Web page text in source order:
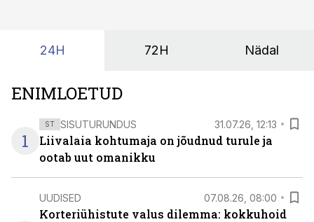
24H 72H Nädal
ENIMLOETUD
1
ST SISUTURUNDUS 31.07.26, 12:13
Liivalaia kohtumaja on jõudnud turule ja
ootab uut omanikku
UUDISED 07.08.26, 08:00
Korteriühistute valus dilemma: kokkuhoid